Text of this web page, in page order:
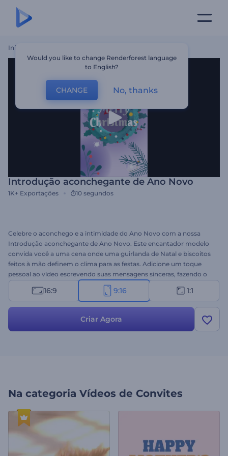
Início
Introdução aconchegante de Ano Novo
1K+ Exportações 10 segundos
Celebre o aconchego e a intimidade do Ano Novo com a nossa
Introdução aconchegante de Ano Novo. Este encantador modelo
convida você a uma cena onde uma guirlanda de Natal e biscoitos
feitos à mão definem o clima para as festas. Adicione um toque
pessoal ao vídeo escrevendo suas mensagens sinceras, fazendo o
upload do seu logotipo e adicionando uma trilha sonora festiva.
Use este modelo para suas introduções de Ano Novo, convites para
e outros projetos que exigem um toque aconchegante.
Experimente agora e compartilhe a alegria da temporada com as
16:9 9:16 1:1
Criar Agora
Na categoria Vídeos de Convites
Would you like to change Renderforest language
to English?
CHANGE No, thanks